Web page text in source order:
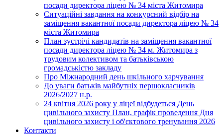
посади директора ліцею № 34 міста Житомира
Ситуаційні завдання на конкурсний відбір на
заміщення вакантної посади директора ліцею № 34
міста Житомира
План зустрічі кандидатів на заміщення вакантної
посади директора ліцею № 34 м. Житомира з
трудовим колективом та батьківською
громадськістю закладу
Про Міжнародний день шкільного харчування
До уваги батьків майбутніх першокласників
2026/2027 н.р.
24 квітня 2026 року у ліцеї відбудеться День
цивільного захисту План, графік проведення Дня
цивільного захисту і об'єктового тренування 2026
Контакти